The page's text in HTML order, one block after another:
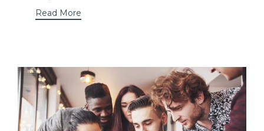
Read More